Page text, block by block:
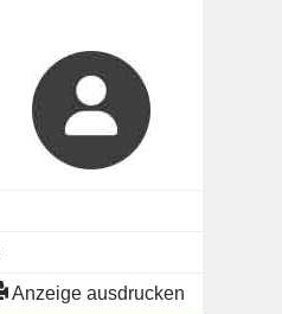
Anzeige ausdrucken